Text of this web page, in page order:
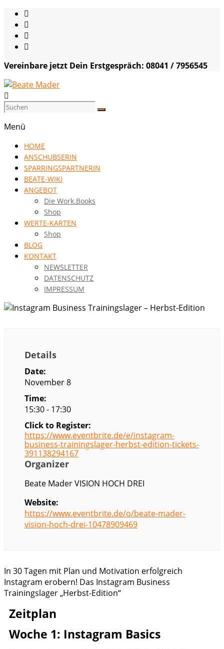
Skip
content
Vereinbare jetzt Dein Erstgespräch: 08041 / 7956545
Beate
Kommunikationsgenialistin
VISION
HOCH
DREI
Menü
HOME
ANSCHUBSERIN
SPARRINGSPARTNERIN
BEATE-WIKI
ANGEBOT
Die Work.Books
Shop
WERTE-KARTEN
Shop
BLOG
KONTAKT
NEWSLETTER
DATENSCHUTZ
IMPRESSUM
Details
Date:
November 8
Time:
15:30 - 17:30
Click to Register:
https://www.eventbrite.de/e/instagram-
business-trainingslager-herbst-edition-tickets-
391138294167
Organizer
Beate Mader VISION HOCH DREI
Website:
https://www.eventbrite.de/o/beate-mader-
vision-hoch-drei-10478909469
In 30 Tagen mit Plan und Motivation erfolgreich
Instagram erobern! Das Instagram Business
Trainingslager „Herbst-Edition“
Zeitplan
Woche 1: Instagram Basics